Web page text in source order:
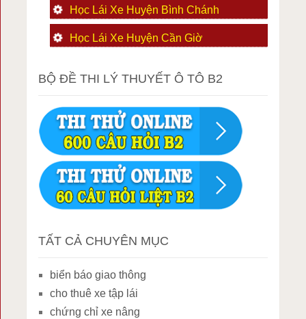
Học Lái Xe Huyện Bình Chánh
Học Lái Xe Huyện Cần Giờ
BỘ ĐỀ THI LÝ THUYẾT Ô TÔ B2
TẤT CẢ CHUYÊN MỤC
biển báo giao thông
cho thuê xe tập lái
chứng chỉ xe nâng